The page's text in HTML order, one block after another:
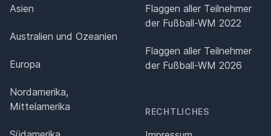
Asien
Australien und Ozeanien
Europa
Nordamerika,
Mittelamerika
Flaggen aller Teilnehmer
der Fußball-WM 2022
Flaggen aller Teilnehmer
der Fußball-WM 2026
RECHTLICHES